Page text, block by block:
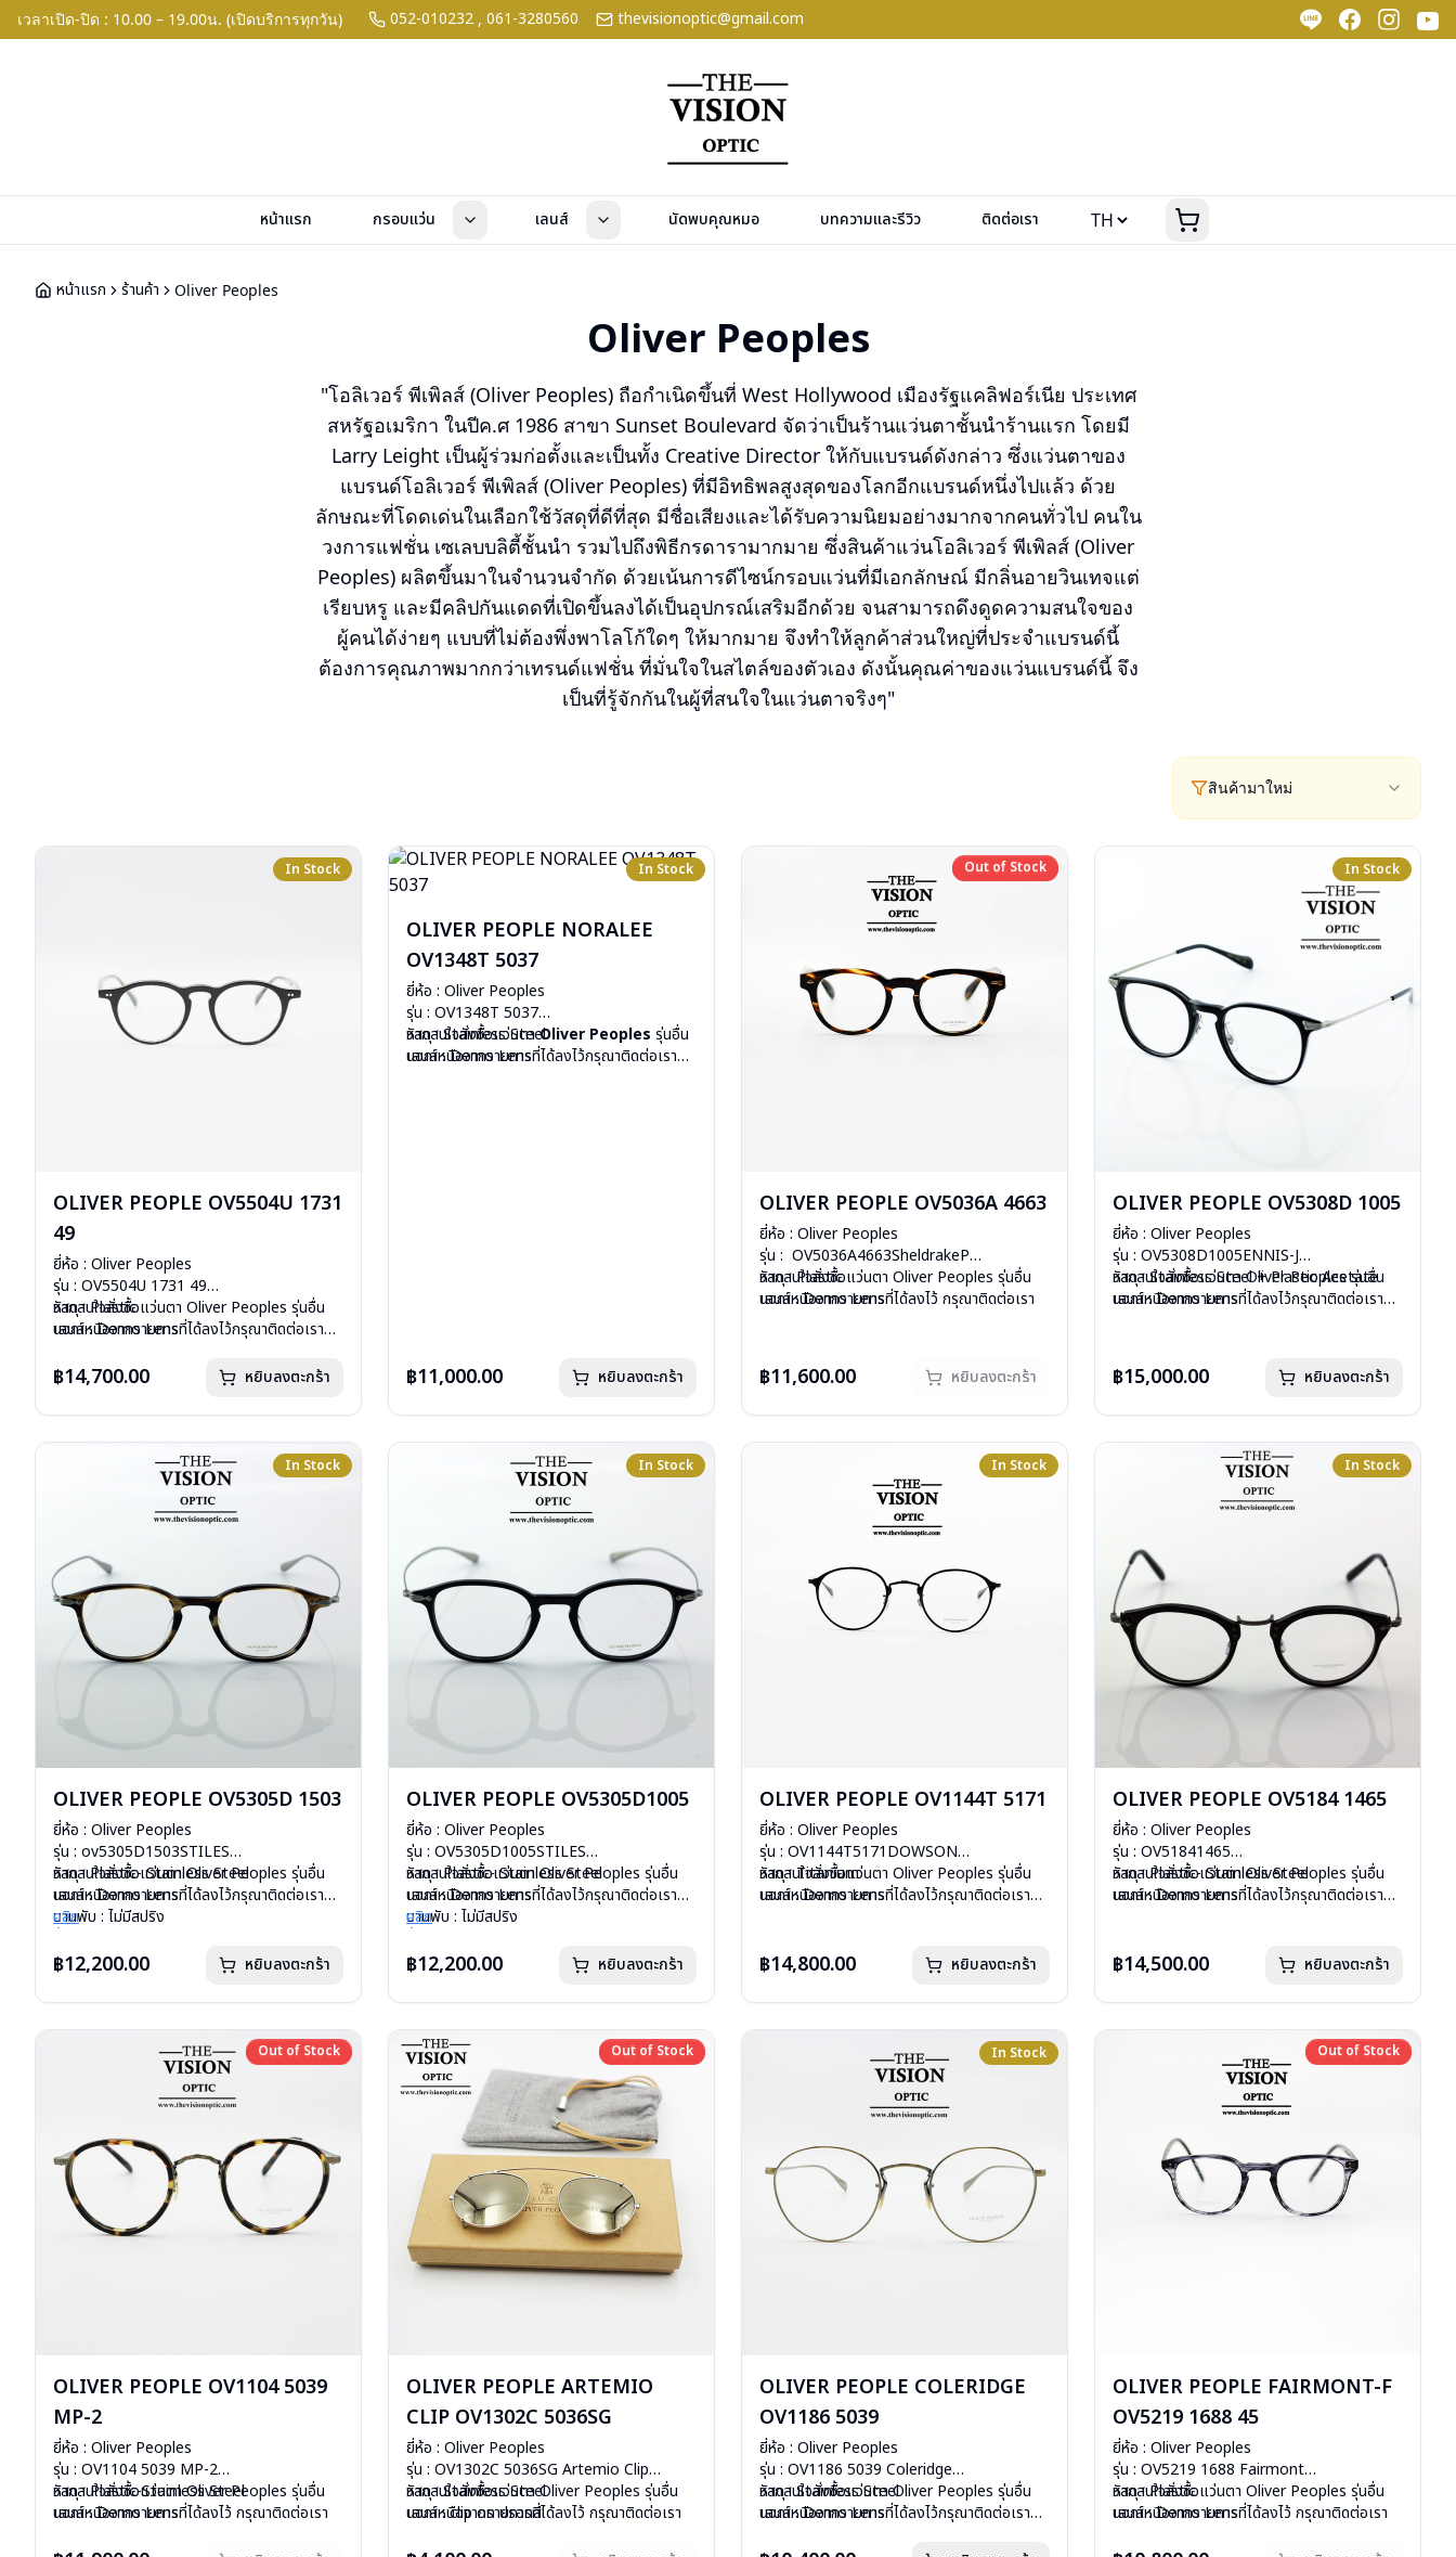
เวลาเปิด-ปิด : 10.00 – 19.00น. (เปิดบริการทุกวัน) 052-010232 , 061-3280560 thevisionoptic@gmail.com
หน้าแรก กรอบแว่น เลนส์ นัดพบคุณหมอ บทความและรีวิว ติดต่อเรา
หน้าแรก ร้านค้า Oliver Peoples
Oliver Peoples
"โอลิเวอร์ พีเพิลส์ (Oliver Peoples) ถือกำเนิดขึ้นที่ West Hollywood เมืองรัฐแคลิฟอร์เนีย ประเทศ
สหรัฐอเมริกา ในปีค.ศ 1986 สาขา Sunset Boulevard จัดว่าเป็นร้านแว่นตาชั้นนำร้านแรก โดยมี
Larry Leight เป็นผู้ร่วมก่อตั้งและเป็นทั้ง Creative Director ให้กับแบรนด์ดังกล่าว ซึ่งแว่นตาของ
แบรนด์โอลิเวอร์ พีเพิลส์ (Oliver Peoples) ที่มีอิทธิพลสูงสุดของโลกอีกแบรนด์หนึ่งไปแล้ว ด้วย
ลักษณะที่โดดเด่นในเลือกใช้วัสดุที่ดีที่สุด มีชื่อเสียงและได้รับความนิยมอย่างมากจากคนทั่วไป คนใน
วงการแฟชั่น เซเลบบลิตี้ชั้นนำ รวมไปถึงพิธีกรดารามากมาย ซึ่งสินค้าแว่นโอลิเวอร์ พีเพิลส์ (Oliver
Peoples) ผลิตขึ้นมาในจำนวนจำกัด ด้วยเน้นการดีไซน์กรอบแว่นที่มีเอกลักษณ์ มีกลิ่นอายวินเทจแต่
เรียบหรู และมีคลิปกันแดดที่เปิดขึ้นลงได้เป็นอุปกรณ์เสริมอีกด้วย จนสามารถดึงดูดความสนใจของ
ผู้คนได้ง่ายๆ แบบที่ไม่ต้องพึ่งพาโลโก้ใดๆ ให้มากมาย จึงทำให้ลูกค้าส่วนใหญ่ที่ประจำแบรนด์นี้
ต้องการคุณภาพมากกว่าเทรนด์แฟชั่น ที่มั่นใจในสไตล์ของตัวเอง ดังนั้นคุณค่าของแว่นแบรนด์นี้ จึง
เป็นที่รู้จักกันในผู้ที่สนใจในแว่นตาจริงๆ"
สินค้ามาใหม่
In Stock
OLIVER PEOPLE OV5504U 1731
49
ยี่ห้อ : Oliver Peoples
รุ่น : OV5504U 1731 49
วัสดุ : Plastic
เลนส์ : Demo Lens
น้ำหนัก : 27 กรัม
การรับประกัน : 1 ปี
หากสนใจสั่งชื้อแว่นตา Oliver Peoples รุ่นอื่น
นอกเหนือจากรายการที่ได้ลงไว้กรุณาติดต่อเรา
฿14,700.00 หยิบลงตะกร้า
In Stock
OLIVER PEOPLE NORALEE
OV1348T 5037
ยี่ห้อ : Oliver Peoples
รุ่น : OV1348T 5037
วัสดุ : Stainless Steel
เลนส์ : Demo Lens
หากสนใจสั่งชื้อแว่นตาOliver Peoples รุ่นอื่น
นอกเหนือจากรายการที่ได้ลงไว้กรุณาติดต่อเรา
฿11,000.00 หยิบลงตะกร้า
Out of Stock
Out of Stock
OLIVER PEOPLE OV5036A 4663
ยี่ห้อ : Oliver Peoples
รุ่น : OV5036A4663SheldrakeP
วัสดุ : Plastic
เลนส์ : Demo Lens
อุปกรณ์ : กล่องแว่น, ผ้าเช็ดแว่น
การรับประกัน : 1 ปี
หากสนใจสั่งชื้อแว่นตา Oliver Peoples รุ่นอื่น
นอกเหนือจากรายการที่ได้ลงไว้ กรุณาติดต่อเรา
ติดต่อเรา คลิก
฿11,600.00 หยิบลงตะกร้า
In Stock
OLIVER PEOPLE OV5308D 1005
ยี่ห้อ : Oliver Peoples
รุ่น : OV5308D1005ENNIS-J
วัสดุ :Stainless Steel + Plastic Acetate
เลนส์ : Demo Lens
อุปกรณ์ : กล่องแว่น, ผ้าเช็ดแว่น
การรับประกัน : 1 ปี
หากสนใจสั่งชื้อแว่นตา Oliver Peoples รุ่นอื่น
นอกเหนือจากรายการที่ได้ลงไว้กรุณาติดต่อเรา
฿15,000.00 หยิบลงตะกร้า
In Stock
OLIVER PEOPLE OV5305D 1503
ยี่ห้อ : Oliver Peoples
รุ่น : ov5305D1503STILES
วัสดุ : Plastic- Stainless Steel
เลนส์ : Demo Lens
บานพับ : ไม่มีสปริง
อุปกรณ์ : กล่องแว่น, ผ้าเช็ดแว่น
หากสนใจสั่งชื้อแว่นตา Oliver Peoples รุ่นอื่น
นอกเหนือจากรายการที่ได้ลงไว้กรุณาติดต่อเรา
คลิก
฿12,200.00 หยิบลงตะกร้า
In Stock
OLIVER PEOPLE OV5305D1005
ยี่ห้อ : Oliver Peoples
รุ่น : OV5305D1005STILES
วัสดุ : Plastic- Stainless Steel
เลนส์ : Demo Lens
บานพับ : ไม่มีสปริง
อุปกรณ์ : กล่องแว่น, ผ้าเช็ดแว่น
หากสนใจสั่งชื้อแว่นตา Oliver Peoples รุ่นอื่น
นอกเหนือจากรายการที่ได้ลงไว้กรุณาติดต่อเรา
คลิก
฿12,200.00 หยิบลงตะกร้า
In Stock
OLIVER PEOPLE OV1144T 5171
ยี่ห้อ : Oliver Peoples
รุ่น : OV1144T5171DOWSON
วัสดุ :Titanium
เลนส์ : Demo Lens
อุปกรณ์ : กล่องแว่น, ผ้าเช็ดแว่น
หากสนใจสั่งชื้อแว่นตา Oliver Peoples รุ่นอื่น
นอกเหนือจากรายการที่ได้ลงไว้กรุณาติดต่อเรา
฿14,800.00 หยิบลงตะกร้า
In Stock
OLIVER PEOPLE OV5184 1465
ยี่ห้อ : Oliver Peoples
รุ่น : OV51841465
วัสดุ : Plastic- Stainless Steel
เลนส์ : Demo Lens
อุปกรณ์ : กล่องแว่น, ผ้าเช็ดแว่น
หากสนใจสั่งชื้อแว่นตา Oliver Peoples รุ่นอื่น
นอกเหนือจากรายการที่ได้ลงไว้กรุณาติดต่อเรา
฿14,500.00 หยิบลงตะกร้า
Out of Stock
Out of Stock
OLIVER PEOPLE OV1104 5039
MP-2
ยี่ห้อ : Oliver Peoples
รุ่น : OV1104 5039 MP-2
วัสดุ : Plastic-Stainless Steel
เลนส์ : Demo Lens
หากสนใจสั่งชื้อแว่นตา Oliver Peoples รุ่นอื่น
นอกเหนือจากรายการที่ได้ลงไว้ กรุณาติดต่อเรา
Out of Stock
Out of Stock
OLIVER PEOPLE ARTEMIO
CLIP OV1302C 5036SG
ยี่ห้อ : Oliver Peoples
รุ่น : OV1302C 5036SG Artemio Clip
วัสดุ : Stainless Steel
เลนส์ : clip on ปรอทสี
หากสนใจสั่งชื้อแว่นตา Oliver Peoples รุ่นอื่น
นอกเหนือจากรายการที่ได้ลงไว้ กรุณาติดต่อเรา
In Stock
OLIVER PEOPLE COLERIDGE
OV1186 5039
ยี่ห้อ : Oliver Peoples
รุ่น : OV1186 5039 Coleridge
วัสดุ : Stainless Steel
เลนส์ : Demo Lens
หากสนใจสั่งชื้อแว่นตา Oliver Peoples รุ่นอื่น
นอกเหนือจากรายการที่ได้ลงไว้กรุณาติดต่อเรา
Out of Stock
Out of Stock
OLIVER PEOPLE FAIRMONT-F
OV5219 1688 45
ยี่ห้อ : Oliver Peoples
รุ่น : OV5219 1688 Fairmont
วัสดุ : Plastic
เลนส์ : Demo Lens
หากสนใจสั่งชื้อแว่นตา Oliver Peoples รุ่นอื่น
นอกเหนือจากรายการที่ได้ลงไว้ กรุณาติดต่อเรา